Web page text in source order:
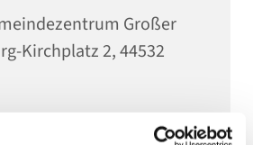
Großer
Kirchplatz 2, 44532